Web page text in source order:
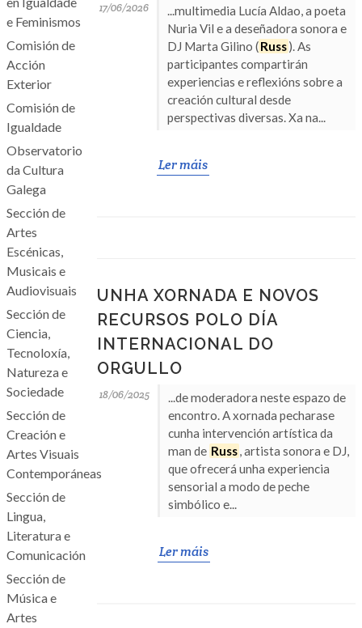
e Feminismos
Comisión de
Acción
Exterior
Comisión de
Igualdade
Observatorio
da Cultura
Galega
Sección de
Artes
Escénicas,
Musicais e
Audiovisuais
Sección de
Ciencia,
Tecnoloxía,
Natureza e
Sociedade
Sección de
Creación e
Artes Visuais
Contemporáneas
Sección de
Lingua,
Literatura e
Comunicación
Sección de
Música e
Artes
17/06/2026
...multimedia Lucía Aldao, a poeta
Nuria Vil e a deseñadora sonora e
DJ Marta Gilino (Russ). As
participantes compartirán
experiencias e reflexións sobre a
creación cultural desde
perspectivas diversas. Xa na...
Ler máis
UNHA XORNADA E NOVOS
RECURSOS POLO DÍA
INTERNACIONAL DO
ORGULLO
18/06/2025
...de moderadora neste espazo de
encontro. A xornada pecharase
cunha intervención artística da
man de Russ, artista sonora e DJ,
que ofrecerá unha experiencia
sensorial a modo de peche
simbólico e...
Ler máis